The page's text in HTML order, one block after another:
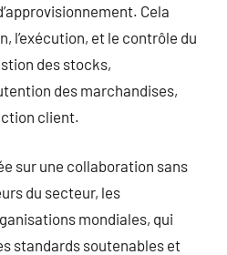
Cela
l’exécution, et le contrôle du
des stocks,
des marchandises,
client.
sur une collaboration sans
du secteur, les
mondiales, qui
standards soutenables et